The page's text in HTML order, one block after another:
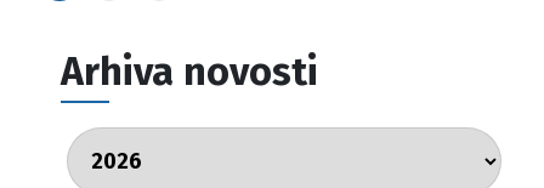
Arhiva novosti